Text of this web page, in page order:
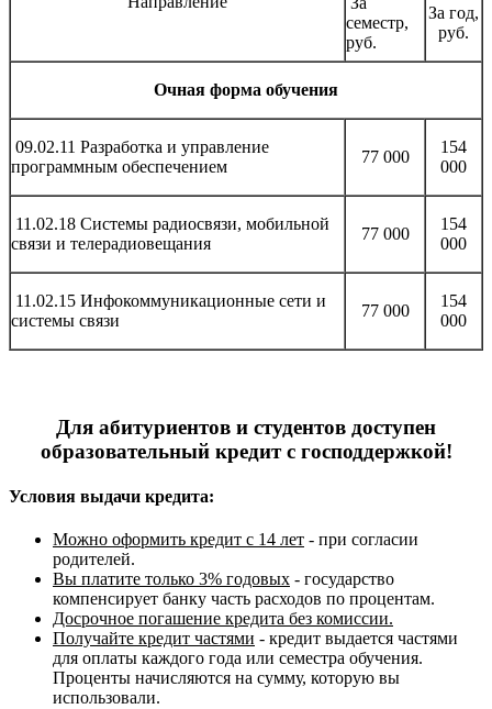
семестр,
руб.
За год,
руб.
Очная форма обучения
09.02.11 Разработка и управление
программным обеспечением
77 000
154
000
11.02.18 Системы радиосвязи, мобильной
связи и телерадиовещания
77 000
154
000
11.02.15 Инфокоммуникационные сети и
системы связи
77 000
154
000
Для абитуриентов и студентов доступен
образовательный кредит с господдержкой!
Условия выдачи кредита:
Можно оформить кредит с 14 лет - при согласии
родителей.
Вы платите только 3% годовых - государство
компенсирует банку часть расходов по процентам.
Досрочное погашение кредита без комиссии.
Получайте кредит частями - кредит выдается частями
для оплаты каждого года или семестра обучения.
Проценты начисляются на сумму, которую вы
использовали.